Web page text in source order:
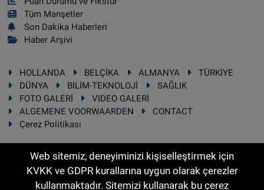
Tüm Manşetler
Son Dakika Haberleri
Haber Arşivi
HOLLANDA BELÇİKA ALMANYA
TÜRKİYE
DÜNYA
BİLİM-TEKNOLOJİ
SAĞLIK
FOTO GALERİ
VIDEO GALERİ
ALGEMENE VOORWAARDEN
CONTACT
Çerez Politikası
RSS Copyright © 2025 Sonhaber.eu Her hakkı saklıdır.
Web sitemiz, deneyiminizi kişiselleştirmek için
KVKK ve GDPR kurallarına uygun olarak çerezler
kullanmaktadır. Sitemizi kullanarak bu çerez